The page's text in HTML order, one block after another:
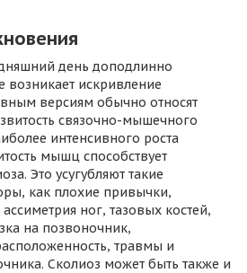
день доподлинно
возникает искривление
версиям обычно относят
связочно-мышечного
интенсивного роста
мышц способствует
Это усугубляют такие
как плохие привычки,
ног, тазовых костей,
на позвоночник,
травмы и
Сколиоз может быть также и